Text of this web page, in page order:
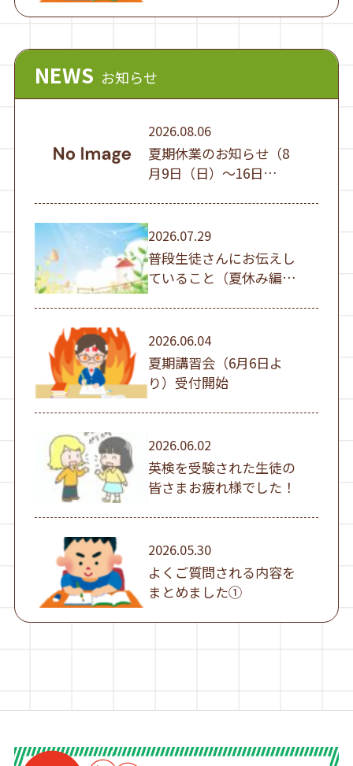
NEWS お知らせ
2026.08.06
夏期休業のお知らせ（8
月9日（日）～16日
2026.07.29
普段生徒さんにお伝えし
ていること（夏休み編
①）
2026.06.04
夏期講習会（6月6日よ
り）受付開始
2026.06.02
英検を受験された生徒の
皆さまお疲れ様でした！
2026.05.30
よくご質問される内容を
まとめました①